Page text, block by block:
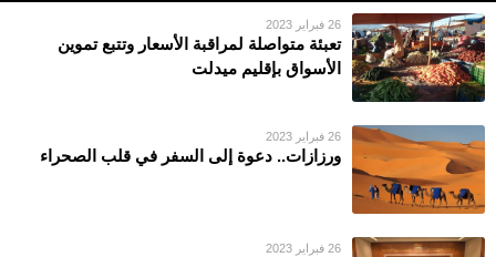
26 فبراير 2023
تعبئة متواصلة لمراقبة الأسعار وتتبع تموين
الأسواق بإقليم ميدلت
26 فبراير 2023
ورزازات.. دعوة إلى السفر في قلب الصحراء
26 فبراير 2023